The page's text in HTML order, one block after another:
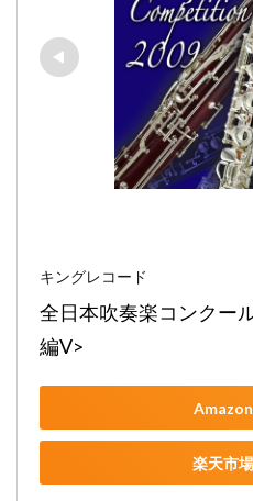
キングレコード
全日本吹奏楽コンクー
編V>
楽天市